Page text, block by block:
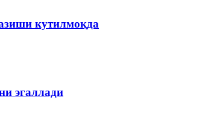
кутилмоқда
эгаллади